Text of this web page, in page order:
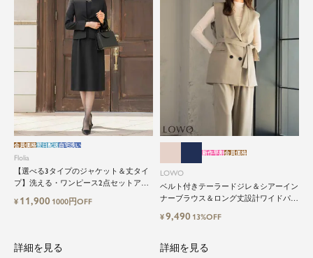
Flolia
【選べる3タイプのジャケット＆丈タイ
プ】洗える・ワンピース2点セットアッ
会員価格翌日配送自宅洗い
¥ 11,900 1000円OFF
LOWO
ベルト付きテーラードジレ＆シアーイン
ナーブラウス＆ロング丈設計ワイドパン
新作早割会員価格
¥9,490 13%OFF
詳細を見る
詳細を見る